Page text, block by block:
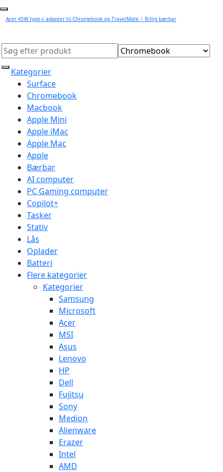
Acer 45W type-c adapter til Chromebook og TravelMate | Billig bærbar
Kategorier
Surface
Chromebook
Macbook
Apple Mini
Apple iMac
Apple Mac
Apple
Bærbar
AI computer
PC Gaming computer
Copilot+
Tasker
Stativ
Lås
Oplader
Batteri
Flere kategorier
Kategorier
Samsung
Microsoft
Acer
MSI
Asus
Lenovo
HP
Dell
Fujitsu
Sony
Medion
Alienware
Erazer
Intel
AMD